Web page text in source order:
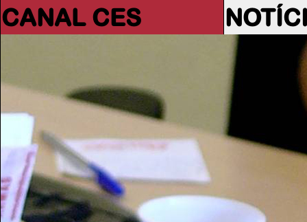
CANAL CES